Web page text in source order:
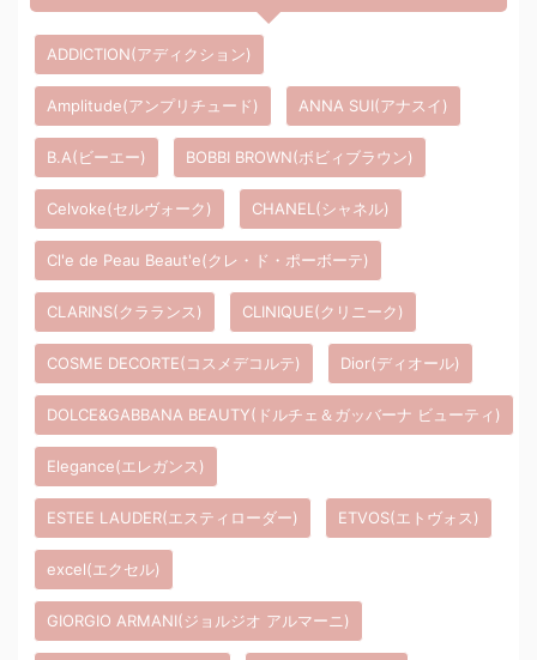
ADDICTION(アディクション)
Amplitude(アンプリチュード) ANNA SUI(アナスイ)
B.A(ビーエー) BOBBI BROWN(ボビィブラウン)
Celvoke(セルヴォーク) CHANEL(シャネル)
Cl'e de Peau Beaut'e(クレ・ド・ポーボーテ)
CLARINS(クラランス) CLINIQUE(クリニーク)
COSME DECORTE(コスメデコルテ) Dior(ディオール)
DOLCE&GABBANA BEAUTY(ドルチェ＆ガッバーナ ビューティ)
Elegance(エレガンス)
ESTEE LAUDER(エスティローダー) ETVOS(エトヴォス)
excel(エクセル)
GIORGIO ARMANI(ジョルジオ アルマーニ)